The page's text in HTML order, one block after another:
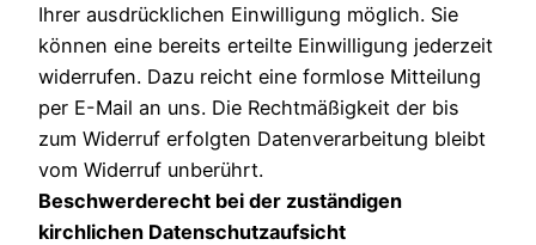
Ihrer ausdrücklichen Einwilligung möglich. Sie
können eine bereits erteilte Einwilligung jederzeit
widerrufen. Dazu reicht eine formlose Mitteilung
per E-Mail an uns. Die Rechtmäßigkeit der bis
zum Widerruf erfolgten Datenverarbeitung bleibt
vom Widerruf unberührt.
Beschwerderecht bei der zuständigen
kirchlichen Datenschutzaufsicht